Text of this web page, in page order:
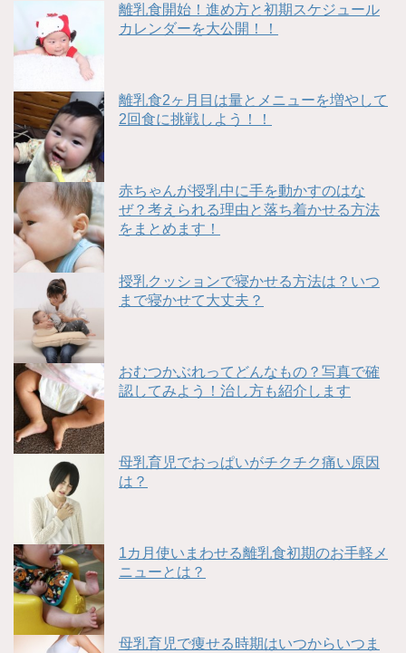
離乳食開始！進め方と初期スケジュール
カレンダーを大公開！！
離乳食2ヶ月目は量とメニューを増やして
2回食に挑戦しよう！！
赤ちゃんが授乳中に手を動かすのはな
ぜ？考えられる理由と落ち着かせる方法
をまとめます！
授乳クッションで寝かせる方法は？いつ
まで寝かせて大丈夫？
おむつかぶれってどんなもの？写真で確
認してみよう！治し方も紹介します
母乳育児でおっぱいがチクチク痛い原因
は？
1カ月使いまわせる離乳食初期のお手軽メ
ニューとは？
母乳育児で痩せる時期はいつからいつま